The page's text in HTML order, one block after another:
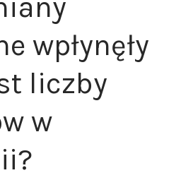
wpłynęły
liczby
w